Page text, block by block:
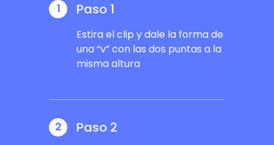
1 Paso 1
Estira el clip y dale la forma de
una “v” con las dos puntas a la
misma altura
2 Paso 2